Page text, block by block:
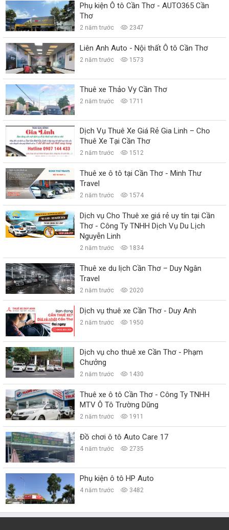
Phụ kiện Ô tô Cần Thơ - AUTO365 Cần
Thơ
2 năm trước 2347
Liên Anh Auto - Nội thất Ô tô Cần Thơ
2 năm trước 1573
Thuê xe Thảo Vy Cần Thơ
2 năm trước 1711
Dịch Vụ Thuê Xe Giá Rẻ Gia Linh – Cho
Thuê Xe Tại Cần Thơ
2 năm trước 1512
Thuê xe ô tô tại Cần Thơ - Minh Thư
Travel
2 năm trước 1574
Dịch vụ Cho Thuê xe giá rẻ uy tín tại Cần
Thơ - Công Ty TNHH Dịch Vụ Du Lịch
Nguyễn Linh
2 năm trước 1834
Thuê xe du lịch Cần Thơ – Duy Ngân
Travel
2 năm trước 2020
Dịch vụ thuê xe Cần Thơ - Duy Anh
2 năm trước 1950
Dịch vụ cho thuê xe Cần Thơ - Phạm
Chưởng
2 năm trước 1430
Thuê xe ô tô Cần Thơ - Công Ty TNHH
MTV Ô Tô Trường Dũng
2 năm trước 1911
Đồ chơi ô tô Auto Care 17
4 năm trước 2735
Phụ kiện ô tô HP Auto
4 năm trước 3482